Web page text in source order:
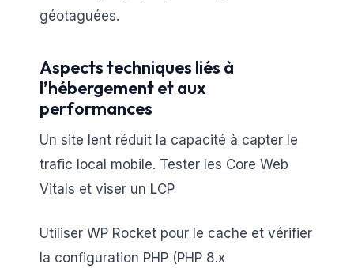
géotaguées.
Aspects techniques liés à
l’hébergement et aux
performances
Un site lent réduit la capacité à capter le
trafic local mobile. Tester les Core Web
Vitals et viser un LCP
Utiliser WP Rocket pour le cache et vérifier
la configuration PHP (PHP 8.x